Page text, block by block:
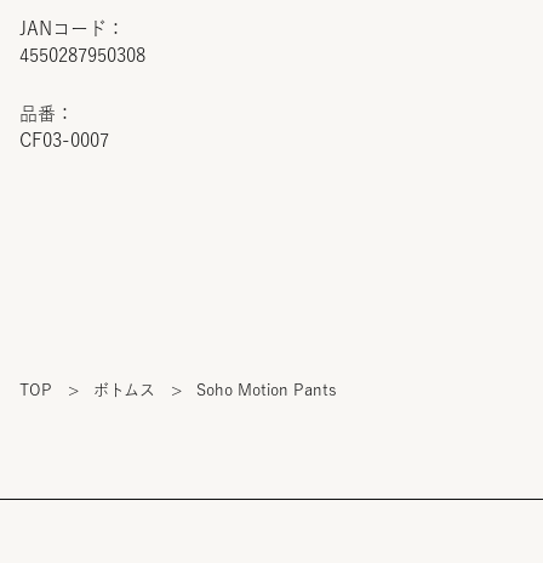
JANコード：
4550287950308
品番：
CF03-0007
TOP > ボトムス > Soho Motion Pants